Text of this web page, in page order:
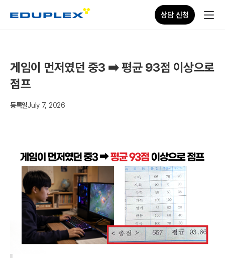
상담 신청
게임이 먼저였던 중3 ➡️ 평균 93점 이상으로
점프
등록일July 7, 2026